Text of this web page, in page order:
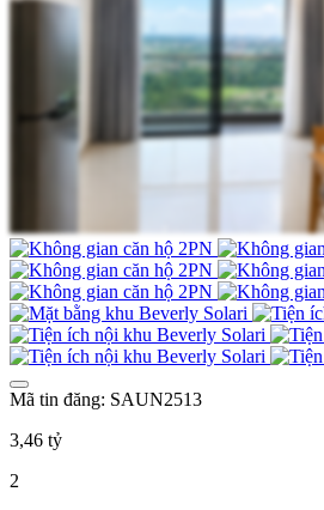
Mã tin đăng: SAUN2513
3,46 tỷ
2